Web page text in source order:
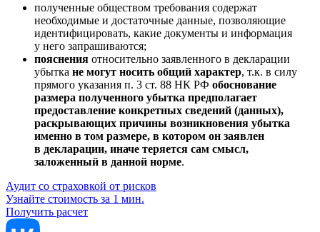
полученные обществом требования содержат
необходимые и достаточные данные, позволяющие
идентифицировать, какие документы и информация
у него запрашиваются;
пояснения относительно заявленного в декларации
убытка не могут носить общий характер, т.к. в силу
прямого указания п. 3 ст. 88 НК РФ обоснование
размера полученного убытка предполагает
предоставление конкретных сведений (данных),
раскрывающих причины возникновения убытка
именно в том размере, в котором он заявлен
в декларации, иначе теряется сам смысл,
заложенный в данной норме.
Аудит со страховкой от рисков
Узнайте стоимость за 1 мин.
Получить расчет